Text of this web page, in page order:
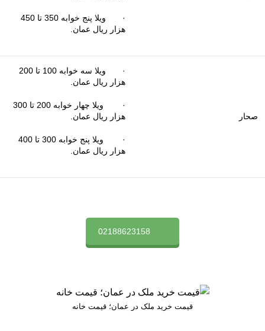
· ویلا پنج خوابه 350 تا 450
هزار ریال عمان.
صحار
· ویلا سه خوابه 100 تا 200
هزار ریال عمان.
· ویلا چهار خوابه 200 تا 300
هزار ریال عمان.
· ویلا پنج خوابه 300 تا 400
هزار ریال عمان.
02188623158
قیمت خرید ملک در عمان؛ قیمت خانه